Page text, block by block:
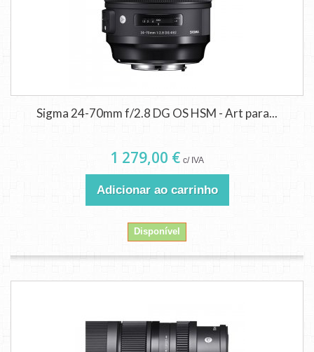
Sigma 24-70mm f/2.8 DG OS HSM - Art para...
1 279,00 € c/ IVA
Adicionar ao carrinho
Disponível